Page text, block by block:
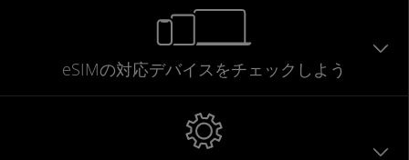
eSIMの対応デバイスをチェックしよう